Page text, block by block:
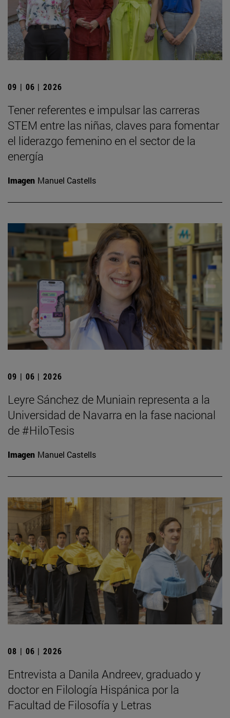
09 | 06 | 2026
Tener referentes e impulsar las carreras
STEM entre las niñas, claves para fomentar
el liderazgo femenino en el sector de la
energía
Imagen Manuel Castells
09 | 06 | 2026
Leyre Sánchez de Muniain representa a la
Universidad de Navarra en la fase nacional
de #HiloTesis
Imagen Manuel Castells
08 | 06 | 2026
Entrevista a Danila Andreev, graduado y
doctor en Filología Hispánica por la
Facultad de Filosofía y Letras